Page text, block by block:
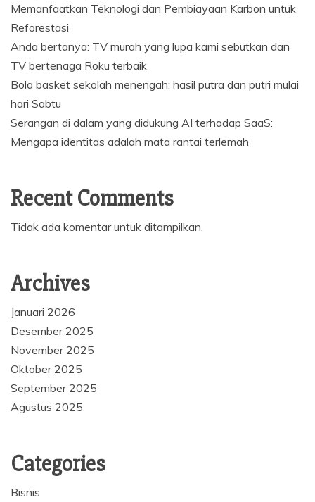
Memanfaatkan Teknologi dan Pembiayaan Karbon untuk
Reforestasi
Anda bertanya: TV murah yang lupa kami sebutkan dan
TV bertenaga Roku terbaik
Bola basket sekolah menengah: hasil putra dan putri mulai
hari Sabtu
Serangan di dalam yang didukung AI terhadap SaaS:
Mengapa identitas adalah mata rantai terlemah
Recent Comments
Tidak ada komentar untuk ditampilkan.
Archives
Januari 2026
Desember 2025
November 2025
Oktober 2025
September 2025
Agustus 2025
Categories
Bisnis